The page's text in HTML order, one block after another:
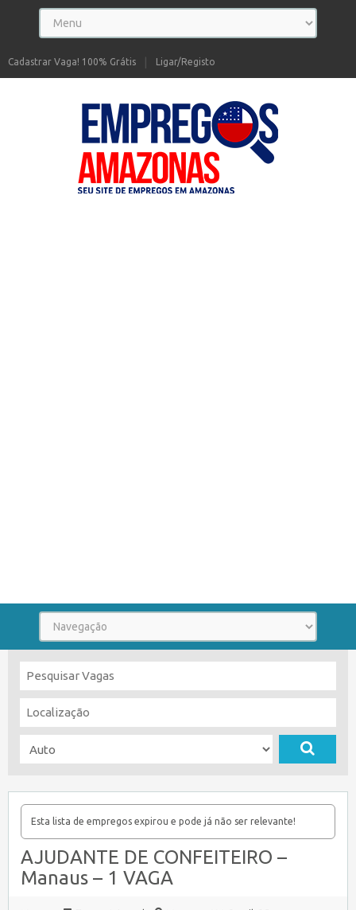
Ligar/Registo
Cadastrar Vaga! 100% Grátis
Esta lista de empregos expirou e pode já não ser relevante!
AJUDANTE DE CONFEITEIRO –
Manaus – 1 VAGA